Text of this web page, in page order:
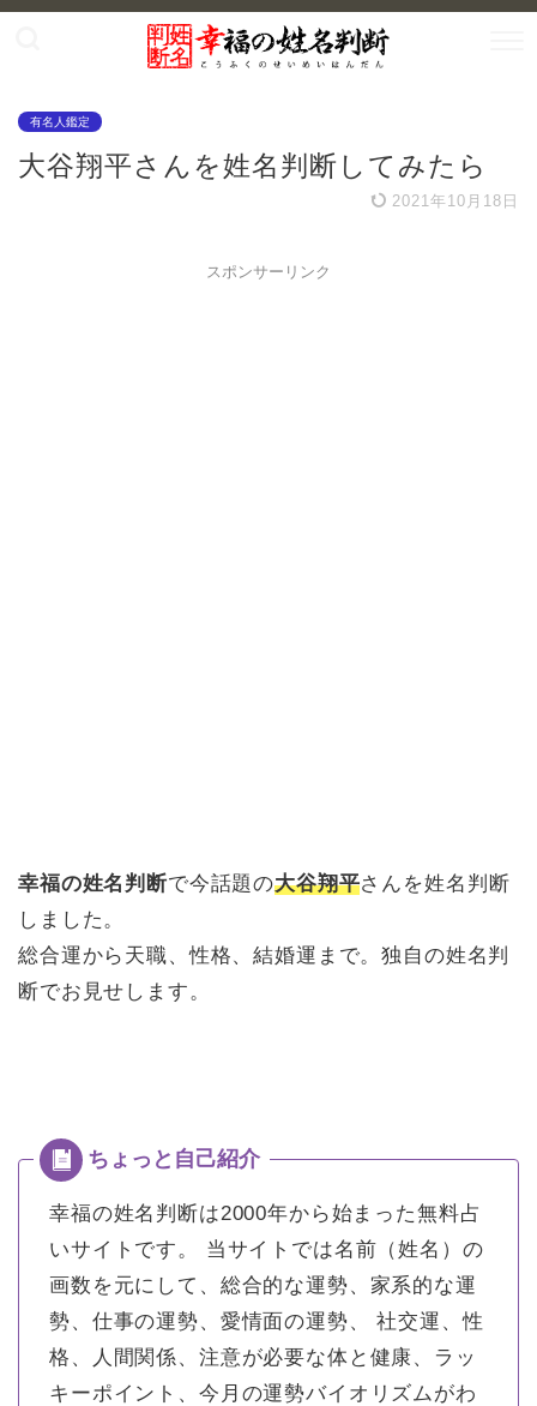
有名人鑑定
大谷翔平さんを姓名判断してみたら
2021年10月18日
スポンサーリンク
幸福の姓名判断で今話題の大谷翔平さんを姓名判断
しました。
総合運から天職、性格、結婚運まで。独自の姓名判
断でお見せします。
幸福の姓名判断は2000年から始まった無料占
いサイトです。
当サイトでは名前（姓名）の
画数を元にして、総合的な運勢、家系的な運
勢、仕事の運勢、愛情面の運勢、 社交運、性
格、人間関係、注意が必要な体と健康、ラッ
キーポイント、今月の運勢バイオリズムがわ